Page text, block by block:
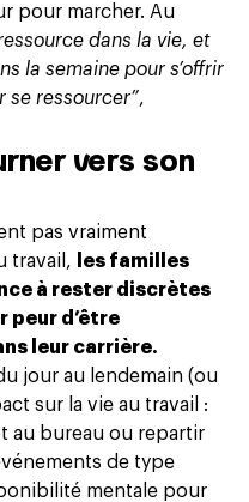
pour marcher. Au
dans la vie, et
la semaine pour s’offrir
se ressourcer”,
vers son
pas vraiment
travail,
les familles
à rester discrètes
peur d’être
leur carrière.
jour au lendemain (ou
sur la vie au travail :
au bureau ou repartir
de type
mentale pour